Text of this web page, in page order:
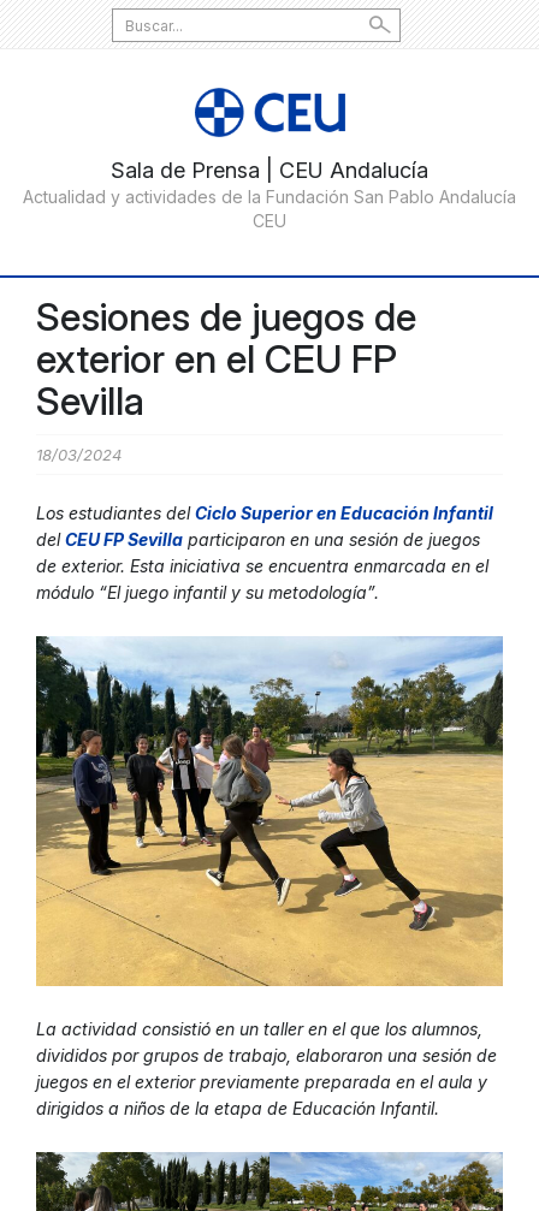
Search
for:
Sesiones de juegos de
exterior en el CEU FP
Sevilla
18/03/2024
Los estudiantes delCiclo Superior en Educación Infantil
delCEU FP Sevilla participaron en una sesión de juegos
de exterior. Esta iniciativa se encuentra enmarcada en el
módulo “El juego infantil y su metodología”.
La actividad consistió en un taller en el que los alumnos,
divididos por grupos de trabajo, elaboraron una sesión de
juegos en el exterior previamente preparada en el aula y
dirigidos a niños de la etapa de Educación Infantil.